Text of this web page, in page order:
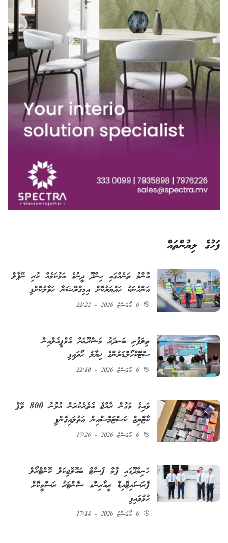
ފަހުގެ ލިޔުންތައް
އާންމު ތަނެއްގައި ހިންދޫ ދީނުގެ އަޅުކަމެއް ކުރި ނޭޕާލް
އަންހެނަކު ހައްޔަރުކޮށް އިމިގްރޭޝަނާ ހަވާލުކޮށްފި
6 އޯގަސްޓު 2026 - 22:22
ތިލަފުށި ބަނދަރު މަޝްރޫޢަށް އެމްޕީއެލްއިން
ސްޓޭކްހޯލްޑަރުންގެ ޚިޔާލު ހޯދައިފި
6 އޯގަސްޓު 2026 - 22:10
ވައިގެ މަގުން ރާއްޖެ އެތެރެކުރަން އުޅުނު 800 ވޭޕް
ކާޓްރިޖް ކަސްޓަމްސްއިން އަތުލައިގެންފި
6 އޯގަސްޓު 2026 - 17:26
ހަނިމާދޫގައި ޕާމް ޕެސްޓް ބައޮލޮޖިކަލް ކޮންޓްރޯލް
ޕެރަސައިޓޮއިޑް ރީއާރިންގ ސެންޓަރު ރަސްމީކޮށް
ހުޅުވައިފި
6 އޯގަސްޓު 2026 - 17:14